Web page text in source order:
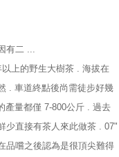
有二 ...
上的野生大樹茶 . 海拔在
. 車道終點後尚需徒步好幾
產量都僅 7-800公斤 . 過去
少直接有茶人來此做茶 . 07"
品嚐之後認為是很頂尖難得